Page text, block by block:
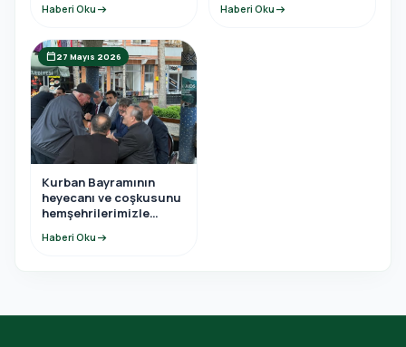
sonu programına
Haberi Oku arrow_right_alt Haberi Oku arrow_right_alt
calendar_today27 Mayıs 2026
Kurban Bayramının
heyecanı ve coşkusunu
hemşehrilerimizle
Haberi Oku arrow_right_alt